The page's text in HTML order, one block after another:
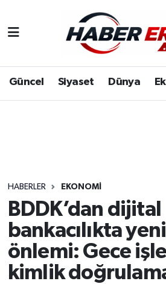
Güncel Siyaset Dünya
HABERLER EKONOMI
BDDK’dan dijital
bankacılıkta
önlemi: Gece
kimlik